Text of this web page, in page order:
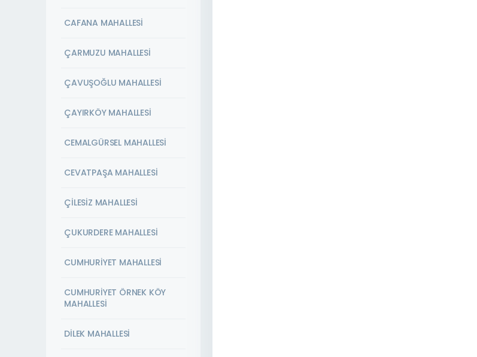
CAFANA MAHALLESİ
ÇARMUZU MAHALLESİ
ÇAVUŞOĞLU MAHALLESİ
ÇAYIRKÖY MAHALLESİ
CEMALGÜRSEL MAHALLESİ
CEVATPAŞA MAHALLESİ
ÇİLESİZ MAHALLESİ
ÇUKURDERE MAHALLESİ
CUMHURİYET MAHALLESİ
CUMHURİYET ÖRNEK KÖY
MAHALLESİ
DİLEK MAHALLESİ